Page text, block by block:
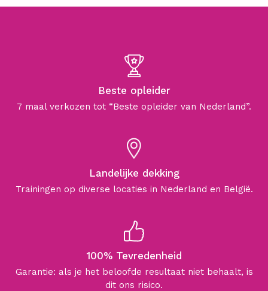
Beste opleider
7 maal verkozen tot “Beste opleider van Nederland”.
Landelijke dekking
Trainingen op diverse locaties in Nederland en België.
100% Tevredenheid
Garantie: als je het beloofde resultaat niet behaalt, is
dit ons risico.